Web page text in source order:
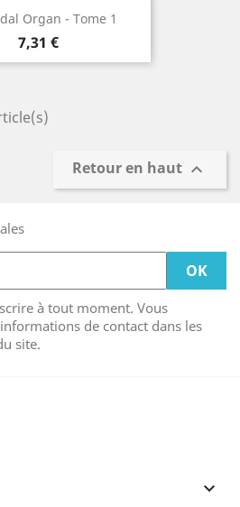
Organ - Tome 1
Prix
7,31 €
Retour en haut 
à tout moment. Vous
de contact dans les
site.
